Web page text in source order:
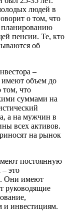
людей в
о том, что
планированию
пенсии. Те, кто
об
–
имеют объем до
том, что
суммами на
а на мужчин в
всех активов.
на рынок
постоянную
это
Они имеют
руководящие
и инвестициям.